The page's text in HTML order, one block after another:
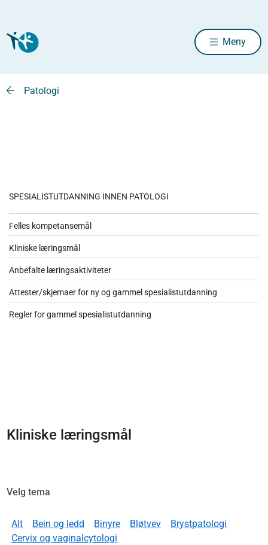
Meny
Patologi
SPESIALISTUTDANNING INNEN PATOLOGI
Felles kompetansemål
Kliniske læringsmål
Anbefalte læringsaktiviteter
Attester/skjemaer for ny og gammel spesialistutdanning
Regler for gammel spesialistutdanning
Kliniske læringsmål
Velg tema
Alt Bein og ledd Binyre Bløtvev
Brystpatologi
Cervix og vaginalcytologi